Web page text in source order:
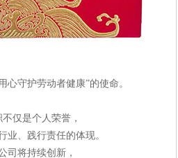
心守护劳动者健康”的使命。
仅是个人荣誉，
业、践行责任的体现。
司将持续创新，